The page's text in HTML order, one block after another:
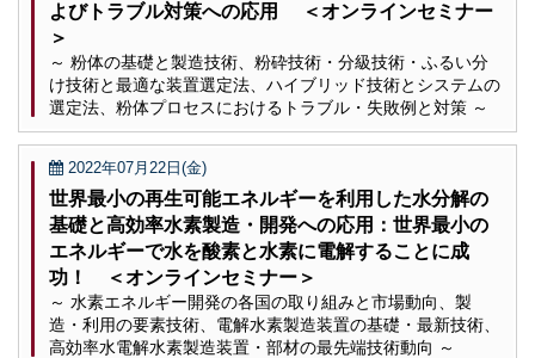
よびトラブル対策への応用 ＜オンラインセミナー
＞
～ 粉体の基礎と製造技術、粉砕技術・分級技術・ふるい分
け技術と最適な装置選定法、ハイブリッド技術とシステムの
選定法、粉体プロセスにおけるトラブル・失敗例と対策 ～
2022年07月22日(金)
世界最小の再生可能エネルギーを利用した水分解の
基礎と高効率水素製造・開発への応用：世界最小の
エネルギーで水を酸素と水素に電解することに成
功！ ＜オンラインセミナー＞
～ 水素エネルギー開発の各国の取り組みと市場動向、製
造・利用の要素技術、電解水素製造装置の基礎・最新技術、
高効率水電解水素製造装置・部材の最先端技術動向 ～